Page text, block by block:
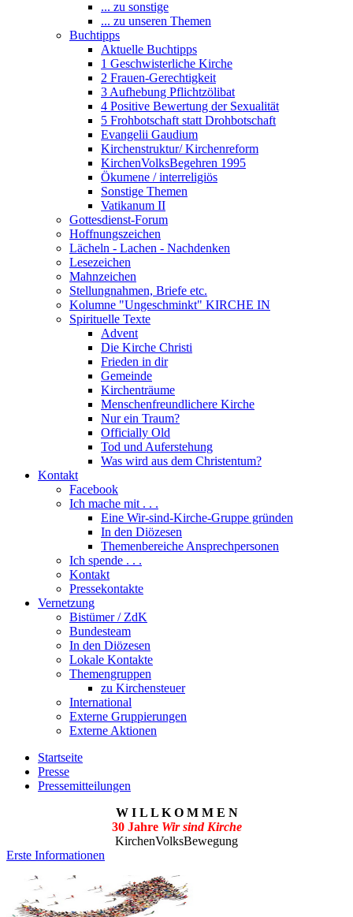
... zu sonstige
... zu unseren Themen
Buchtipps
Aktuelle Buchtipps
1 Geschwisterliche Kirche
2 Frauen-Gerechtigkeit
3 Aufhebung Pflichtzölibat
4 Positive Bewertung der Sexualität
5 Frohbotschaft statt Drohbotschaft
Evangelii Gaudium
Kirchenstruktur/ Kirchenreform
KirchenVolksBegehren 1995
Ökumene / interreligiös
Sonstige Themen
Vatikanum II
Gottesdienst-Forum
Hoffnungszeichen
Lächeln - Lachen - Nachdenken
Lesezeichen
Mahnzeichen
Stellungnahmen, Briefe etc.
Kolumne "Ungeschminkt" KIRCHE IN
Spirituelle Texte
Advent
Die Kirche Christi
Frieden in dir
Gemeinde
Kirchenträume
Menschenfreundlichere Kirche
Nur ein Traum?
Officially Old
Tod und Auferstehung
Was wird aus dem Christentum?
Kontakt
Facebook
Ich mache mit . . .
Eine Wir-sind-Kirche-Gruppe gründen
In den Diözesen
Themenbereiche Ansprechpersonen
Ich spende . . .
Kontakt
Pressekontakte
Vernetzung
Bistümer / ZdK
Bundesteam
In den Diözesen
Lokale Kontakte
Themengruppen
zu Kirchensteuer
International
Externe Gruppierungen
Externe Aktionen
Startseite
Presse
Pressemitteilungen
W I L L K O M M E N
30 Jahre Wir sind Kirche
KirchenVolksBewegung
Erste Informationen